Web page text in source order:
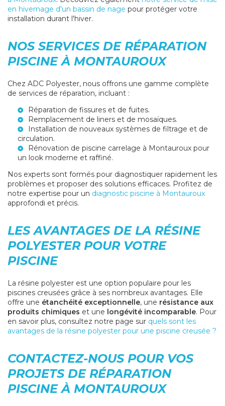
en hivernage d'un bassin de nage pour protéger votre
installation durant l'hiver.
NOS SERVICES DE RÉPARATION
PISCINE À MONTAUROUX
Chez ADC Polyester, nous offrons une gamme complète
de services de réparation, incluant :
Réparation de fissures et de fuites.
Remplacement de liners et de mosaïques.
Installation de nouveaux systèmes de filtrage et de
circulation.
Rénovation de piscine carrelage à Montauroux pour
un look moderne et raffiné.
Nos experts sont formés pour diagnostiquer rapidement les
problèmes et proposer des solutions efficaces. Profitez de
notre expertise pour un diagnostic piscine à Montauroux
approfondi et précis.
LES AVANTAGES DE LA RÉSINE
POLYESTER POUR VOTRE
PISCINE
La résine polyester est une option populaire pour les
piscines creusées grâce à ses nombreux avantages. Elle
offre une étanchéité exceptionnelle, une résistance aux
produits chimiques et une longévité incomparable. Pour
en savoir plus, consultez notre page sur quels sont les
avantages de la résine polyester pour une piscine creusée ?
CONTACTEZ-NOUS POUR VOS
PROJETS DE RÉPARATION
PISCINE À MONTAUROUX